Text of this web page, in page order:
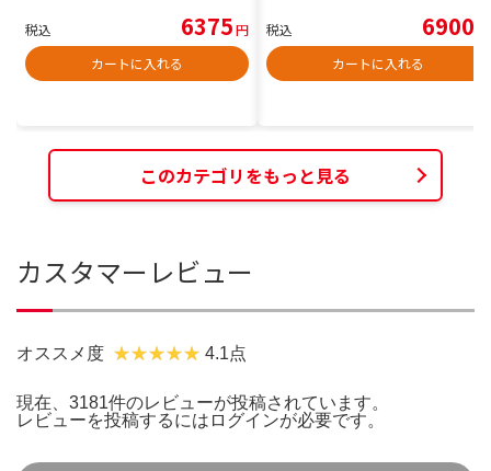
税込 6375円
カートに入れる
税込 6900
カートに入れる
このカテゴリをもっと見る
カスタマーレビュー
オススメ度 4.1点
現在、3181件のレビューが投稿されています。
レビューを投稿するには ログインが必要です。